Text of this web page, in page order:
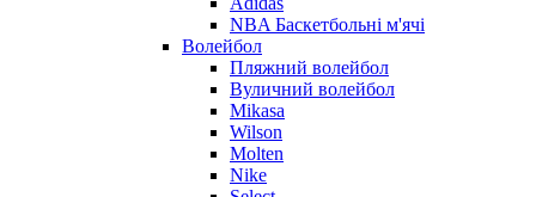
NBA Баскетбольні м'ячі
Волейбол
Пляжний волейбол
Вуличний волейбол
Mikasa
Wilson
Molten
Nike